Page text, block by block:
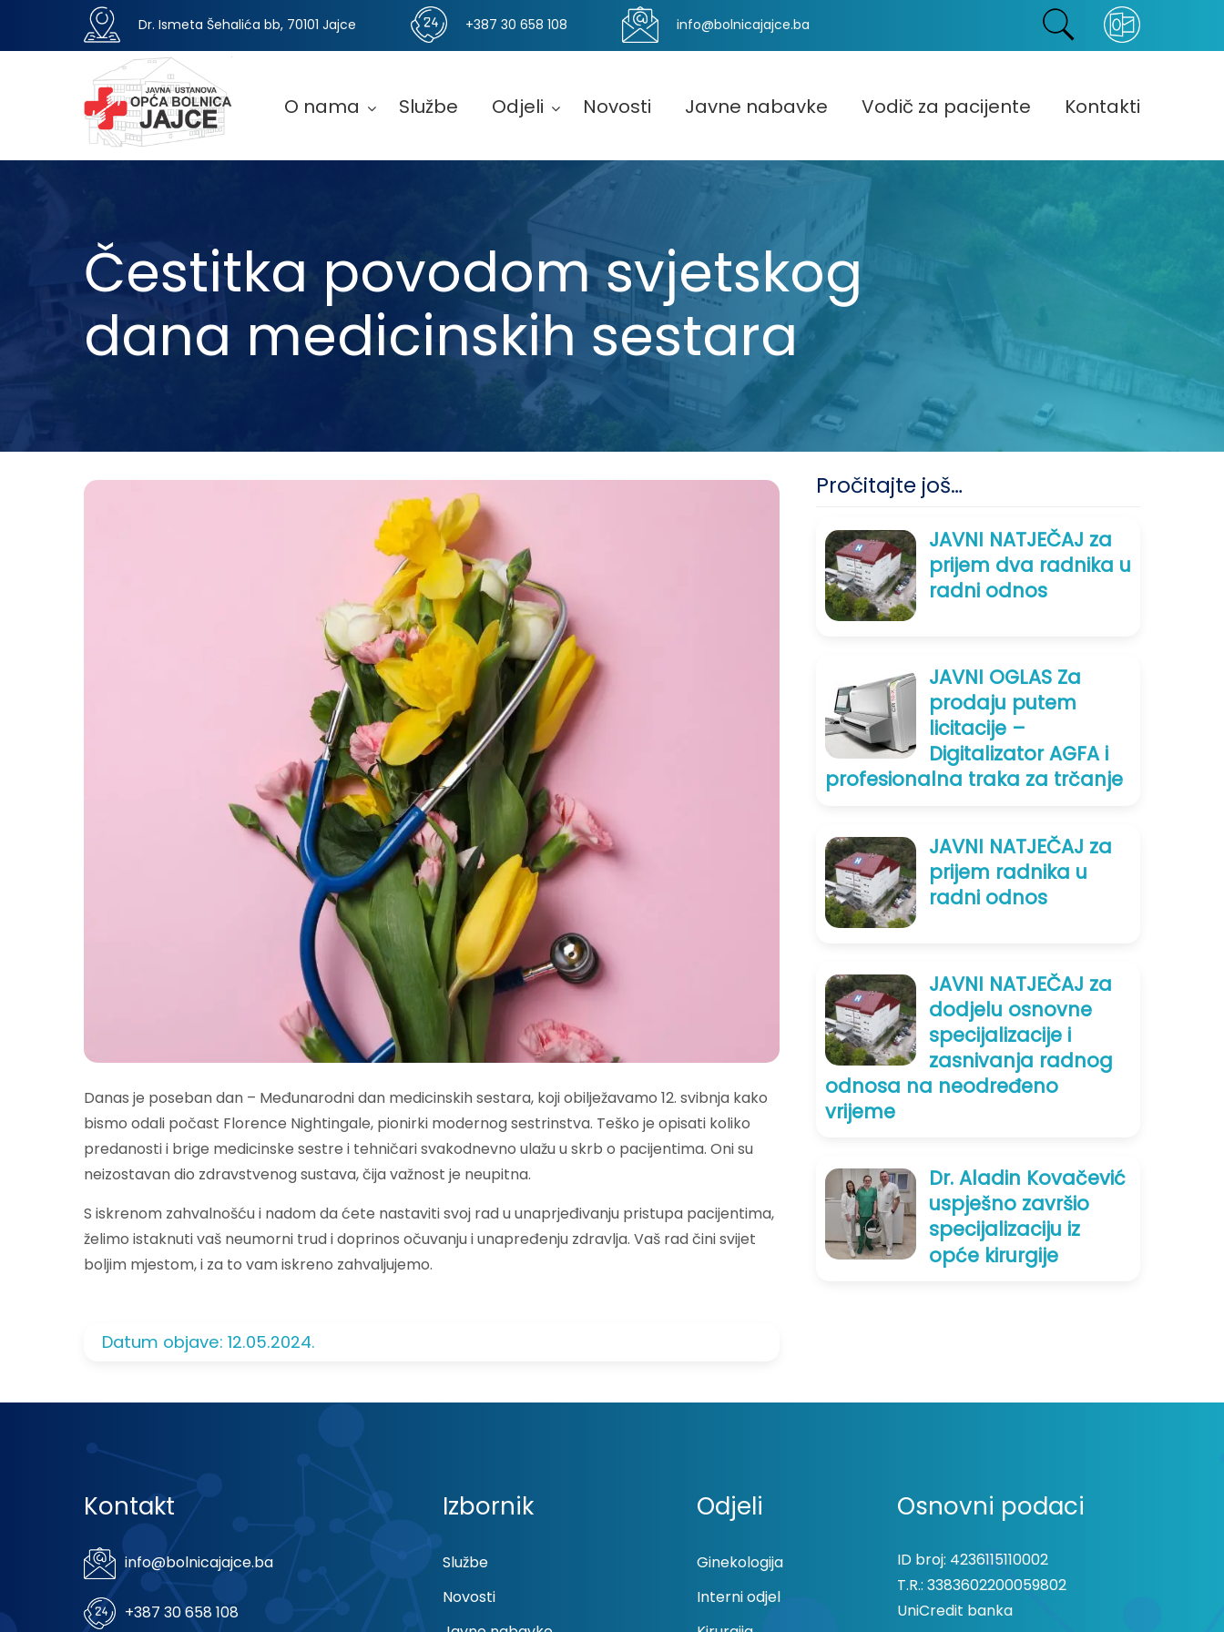
Dr. Ismeta Šehalića bb, 70101 Jajce +387 30 658 108 info@bolnicajajce.ba
O nama Službe Odjeli Novosti Javne nabavke Vodič za pacijente Kontakti
Čestitka povodom svjetskog
dana medicinskih sestara
Danas je poseban dan – Međunarodni dan medicinskih sestara, koji obilježavamo 12. svibnja kako
bismo odali počast Florence Nightingale, pionirki modernog sestrinstva. Teško je opisati koliko
predanosti i brige medicinske sestre i tehničari svakodnevno ulažu u skrb o pacijentima. Oni su
neizostavan dio zdravstvenog sustava, čija važnost je neupitna.
S iskrenom zahvalnošću i nadom da ćete nastaviti svoj rad u unaprjeđivanju pristupa pacijentima,
želimo istaknuti vaš neumorni trud i doprinos očuvanju i unapređenju zdravlja. Vaš rad čini svijet
boljim mjestom, i za to vam iskreno zahvaljujemo.
Datum objave: 12.05.2024.
Pročitajte još…
JAVNI NATJEČAJ za
prijem dva radnika u
radni odnos
JAVNI OGLAS Za
prodaju putem
licitacije –
Digitalizator AGFA i
profesionalna traka za trčanje
JAVNI NATJEČAJ za
prijem radnika u
radni odnos
JAVNI NATJEČAJ za
dodjelu osnovne
specijalizacije i
zasnivanja radnog
odnosa na neodređeno
vrijeme
Dr. Aladin Kovačević
uspješno završio
specijalizaciju iz
opće kirurgije
Kontakt
info@bolnicajajce.ba
+387 30 658 108
Izbornik
Službe
Novosti
Odjeli
Ginekologija
Interni odjel
Osnovni podaci
ID broj: 4236115110002
T.R.: 3383602200059802
UniCredit banka